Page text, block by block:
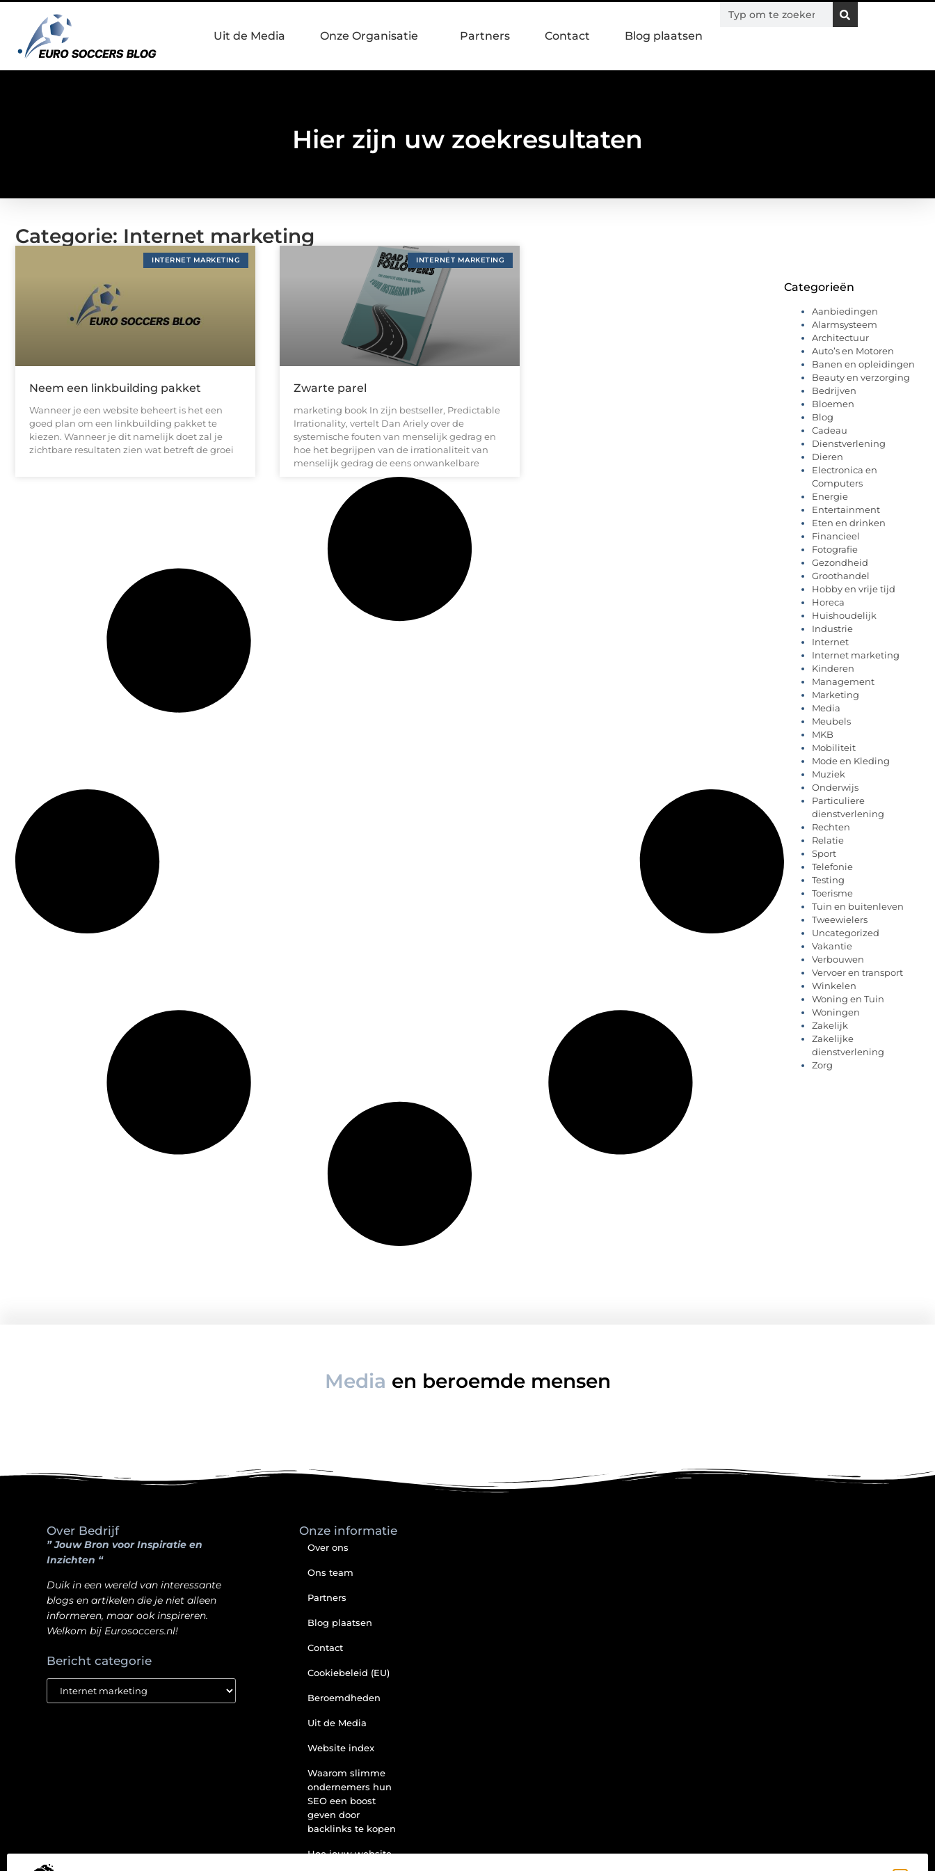
Uit de Media Onze Organisatie Partners Contact Blog plaatsen
Hier zijn uw zoekresultaten
Categorie: Internet marketing
INTERNET MARKETING
Neem een linkbuilding pakket
Wanneer je een website beheert is het een
goed plan om een linkbuilding pakket te
kiezen. Wanneer je dit namelijk doet zal je
zichtbare resultaten zien wat betreft de groei
INTERNET MARKETING
Zwarte parel
marketing book In zijn bestseller, Predictable
Irrationality, vertelt Dan Ariely over de
systemische fouten van menselijk gedrag en
hoe het begrijpen van de irrationaliteit van
menselijk gedrag de eens onwankelbare
Categorieën
Aanbiedingen
Alarmsysteem
Architectuur
Auto’s en Motoren
Banen en opleidingen
Beauty en verzorging
Bedrijven
Bloemen
Blog
Cadeau
Dienstverlening
Dieren
Electronica en
Computers
Energie
Entertainment
Eten en drinken
Financieel
Fotografie
Gezondheid
Groothandel
Hobby en vrije tijd
Horeca
Huishoudelijk
Industrie
Internet
Internet marketing
Kinderen
Management
Marketing
Media
Meubels
MKB
Mobiliteit
Mode en Kleding
Muziek
Onderwijs
Particuliere
dienstverlening
Rechten
Relatie
Sport
Telefonie
Testing
Toerisme
Tuin en buitenleven
Tweewielers
Uncategorized
Vakantie
Verbouwen
Vervoer en transport
Winkelen
Woning en Tuin
Woningen
Zakelijk
Zakelijke
dienstverlening
Zorg
Media en beroemde mensen
Over Bedrijf
” Jouw Bron voor Inspiratie en
Inzichten “
Duik in een wereld van interessante
blogs en artikelen die je niet alleen
informeren, maar ook inspireren.
Welkom bij Eurosoccers.nl!
Bericht categorie
Onze informatie
Over ons
Ons team
Partners
Blog plaatsen
Contact
Cookiebeleid (EU)
Beroemdheden
Uit de Media
Website index
Waarom slimme
ondernemers hun
SEO een boost
geven door
backlinks te kopen
Hoe jouw website